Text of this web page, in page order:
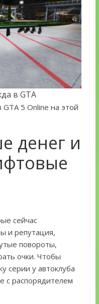
в GTA
5 Online на этой
денег и
сейчас
и репутация,
повороты,
очки. Чтобы
серии у автоклуба
с распорядителем